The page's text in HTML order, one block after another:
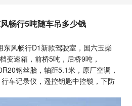
畅行5吨随车吊多少钱
东风畅行D1新款驾驶室，国六玉柴
变速箱，前桥5吨，后桥9吨，
钢丝胎，轴距5.1米，原厂空调，
车记录仪，遥控钥匙中控锁，下防